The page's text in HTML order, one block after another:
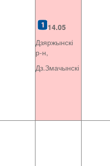
14.05
Дзяржынскі
р-н,
Дз.Змачынскі